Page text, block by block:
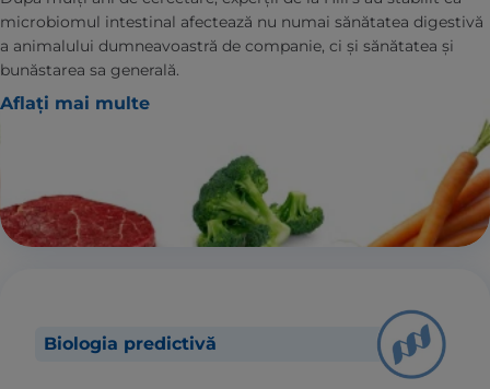
microbiomul intestinal afectează nu numai sănătatea digestivă
a animalului dumneavoastră de companie, ci și sănătatea și
bunăstarea sa generală.
Aflați mai multe
Biologia predictivă